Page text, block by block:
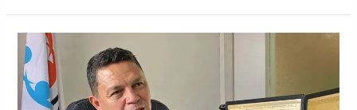
El
MP
está
en